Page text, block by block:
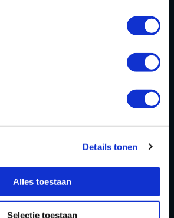
Details tonen
Alles toestaan
Selectie toestaan
Playdôme Roosendaal
Cadeaubon
Statement & Cookiebeleid